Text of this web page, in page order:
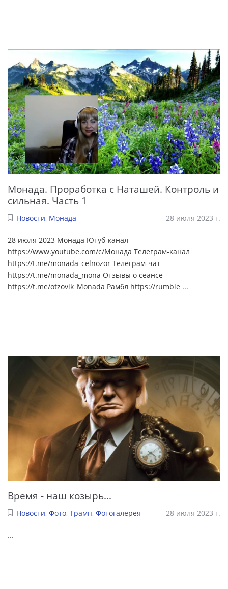
Монада. Проработка с Наташей. Контроль и
сильная. Часть 1
Новости, Монада 28 июля 2023 г.
28 июля 2023 Монада Ютуб-канал
https://www.youtube.com/c/Монада Телеграм-канал
https://t.me/monada_celnozor Телеграм-чат
https://t.me/monada_mona Отзывы о сеансе
https://t.me/otzovik_Monada Рамбл https://rumble ...
Время - наш козырь...
Новости, Фото, Трамп, Фотогалерея 28 июля 2023 г.
...